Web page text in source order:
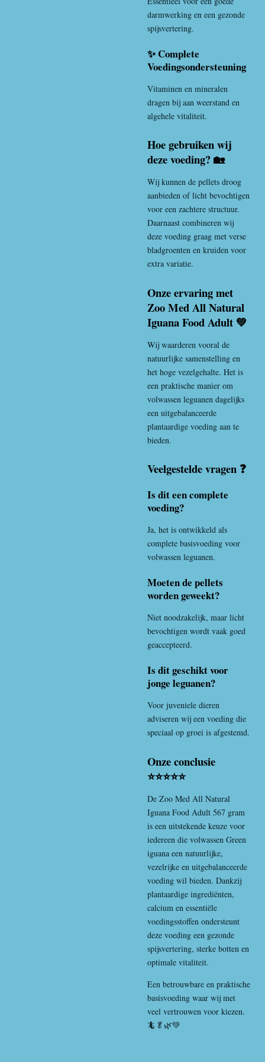
darmwerking en een gezonde
spijsvertering.
✨ Complete
Voedingsondersteuning
Vitaminen en mineralen
dragen bij aan weerstand en
algehele vitaliteit.
Hoe gebruiken wij
deze voeding? 🏡
Wij kunnen de pellets droog
aanbieden of licht bevochtigen
voor een zachtere structuur.
Daarnaast combineren wij
deze voeding graag met verse
bladgroenten en kruiden voor
extra variatie.
Onze ervaring met
Zoo Med All Natural
Iguana Food Adult 💚
Wij waarderen vooral de
natuurlijke samenstelling en
het hoge vezelgehalte. Het is
een praktische manier om
volwassen leguanen dagelijks
een uitgebalanceerde
plantaardige voeding aan te
bieden.
Veelgestelde vragen ❓
Is dit een complete
voeding?
Ja, het is ontwikkeld als
complete basisvoeding voor
volwassen leguanen.
Moeten de pellets
worden geweekt?
Niet noodzakelijk, maar licht
bevochtigen wordt vaak goed
geaccepteerd.
Is dit geschikt voor
jonge leguanen?
Voor juveniele dieren
adviseren wij een voeding die
speciaal op groei is afgestemd.
Onze conclusie
⭐⭐⭐⭐⭐
De Zoo Med All Natural
Iguana Food Adult 567 gram
is een uitstekende keuze voor
iedereen die volwassen Green
iguana een natuurlijke,
vezelrijke en uitgebalanceerde
voeding wil bieden. Dankzij
plantaardige ingrediënten,
calcium en essentiële
voedingsstoffen ondersteunt
deze voeding een gezonde
spijsvertering, sterke botten en
optimale vitaliteit.
Een betrouwbare en praktische
basisvoeding waar wij met
veel vertrouwen voor kiezen.
🦎🥬🌿💚